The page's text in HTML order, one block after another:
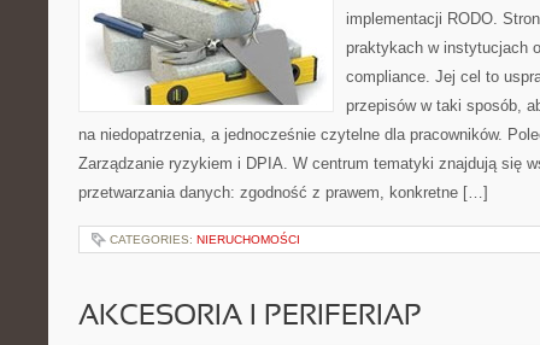
implementacji RODO.
praktykach w instytucjach
compliance. Jej cel to
przepisów w taki sposób,
na niedopatrzenia, a jednocześnie czytelne dla pracowników.
Zarządzanie ryzykiem i DPIA. W centrum tematyki znajdują się
przetwarzania danych: zgodność z prawem, konkretne […]
CATEGORIES: NIERUCHOMOŚCI
AKCESORIA I PERIFERIAP